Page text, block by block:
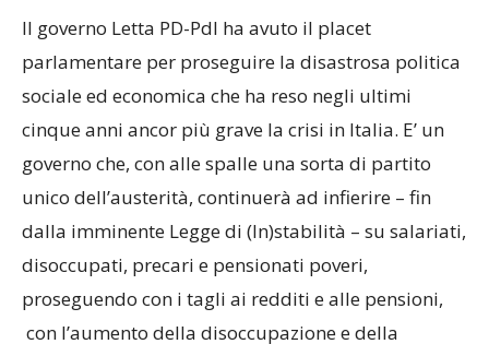
Il governo Letta PD-Pdl ha avuto il placet
parlamentare per proseguire la disastrosa politica
sociale ed economica che ha reso negli ultimi
cinque anni ancor più grave la crisi in Italia. E’ un
governo che, con alle spalle una sorta di partito
unico dell’austerità, continuerà ad infierire – fin
dalla imminente Legge di (In)stabilità – su salariati,
disoccupati, precari e pensionati poveri,
proseguendo con i tagli ai redditi e alle pensioni,
con l’aumento della disoccupazione e della